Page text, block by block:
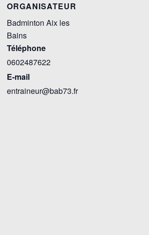
ORGANISATEUR
Badminton Aix les
Bains
Téléphone
0602487622
E-mail
entraineur@bab73.fr